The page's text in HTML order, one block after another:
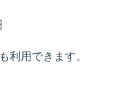
利用できます。